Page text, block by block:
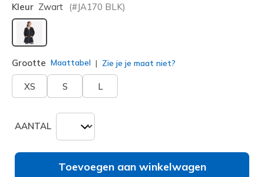
Kleur Zwart (#JA170 BLK)
geselecteerd
Grootte Maattabel Zie je je maat niet?
XS S L
AANTAL
Toevoegen aan winkelwagen